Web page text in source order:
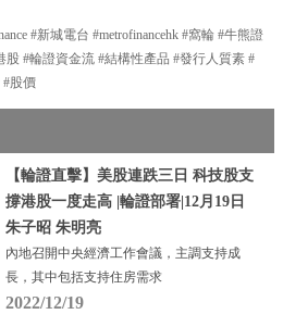
#新城電台 #metrofinancehk #窩輪 #牛熊證
#輪證資金流 #結構性產品 #發行人質素 #
#股價
【輪證直擊】美股連跌三日 科技股支
撐港股一度走高 |輪證部署|12月19日
朱子昭 朱明亮
內地召開中央經濟工作會議，主調支持成
長，其中包括支持住房需求
2022/12/19